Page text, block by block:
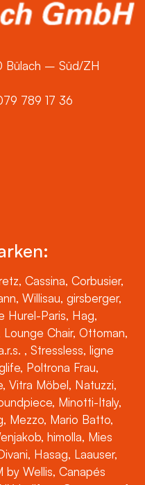
Bülach – Süd/ZH
789 17 36
Cassina, Corbusier,
Willisau, girsberger,
Hurel-Paris, Hag,
Lounge Chair, Ottoman,
, Stressless, ligne
Poltrona Frau,
Vitra Möbel, Natuzzi,
Minotti-Italy,
Mezzo, Mario Batto,
himolla, Mies
Hasag, Laauser,
by Wellis, Canapés